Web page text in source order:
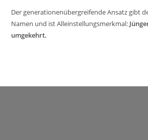
Der generationenübergreifende Ansatz gibt
Namen und ist Alleinstellungsmerkmal:
umgekehrt.